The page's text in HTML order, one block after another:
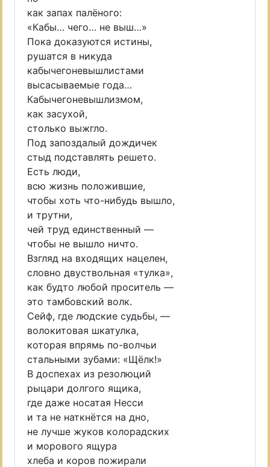
как запах палёного:
«Кабы… чего… не выш…»
Пока доказуются истины,
рушатся в никуда
кабычегоневышлистами
высасываемые года…
Кабычегоневышлизмом,
как засухой,
столько выжгло.
Под запоздалый дождичек
стыд подставлять решето.
Есть люди,
всю жизнь положившие,
чтобы хоть что-нибудь вышло,
и трутни,
чей труд единственный —
чтобы не вышло ничто.
Взгляд на входящих нацелен,
словно двуствольная «тулка»,
как будто любой проситель —
это тамбовский волк.
Сейф, где людские судьбы, —
волокитовая шкатулка,
которая впрямь по-волчьи
стальными зубами: «Щёлк!»
В доспехах из резолюций
рыцари долгого ящика,
где даже носатая Несси
и та не наткнётся на дно,
не лучше жуков колорадских
и морового ящура
хлеба и коров пожирали